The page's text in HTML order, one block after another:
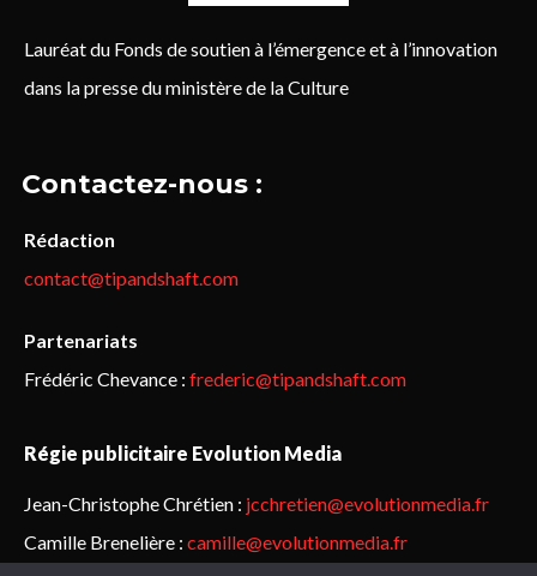
Lauréat du Fonds de soutien à l’émergence et à l’innovation
dans la presse du ministère de la Culture
Contactez-nous :
Rédaction
contact@tipandshaft.com
Partenariats
Frédéric Chevance : frederic@tipandshaft.com
Régie publicitaire Evolution Media
Jean-Christophe Chrétien : jcchretien@evolutionmedia.fr
Camille Brenelière : camille@evolutionmedia.fr